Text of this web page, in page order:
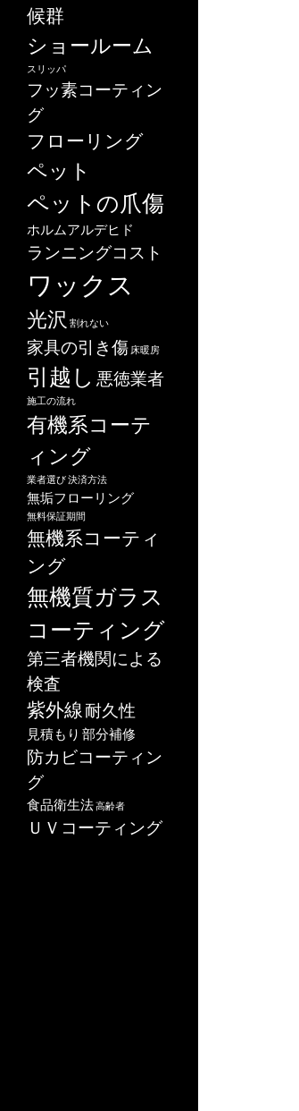
候群
ショールーム
スリッパ
フッ素コーティン
グ
フローリング
ペット
ペットの爪傷
ホルムアルデヒド
ランニングコスト
ワックス
光沢 割れない
家具の引き傷 床暖房
引越し 悪徳業者
施工の流れ
有機系コーテ
ィング
業者選び決済方法
無垢フローリング
無料保証期間
無機系コーティ
ング
無機質ガラス
コーティング
第三者機関による
検査
紫外線 耐久性
見積もり 部分補修
防カビコーティン
グ
食品衛生法高齢者
ＵＶコーティング